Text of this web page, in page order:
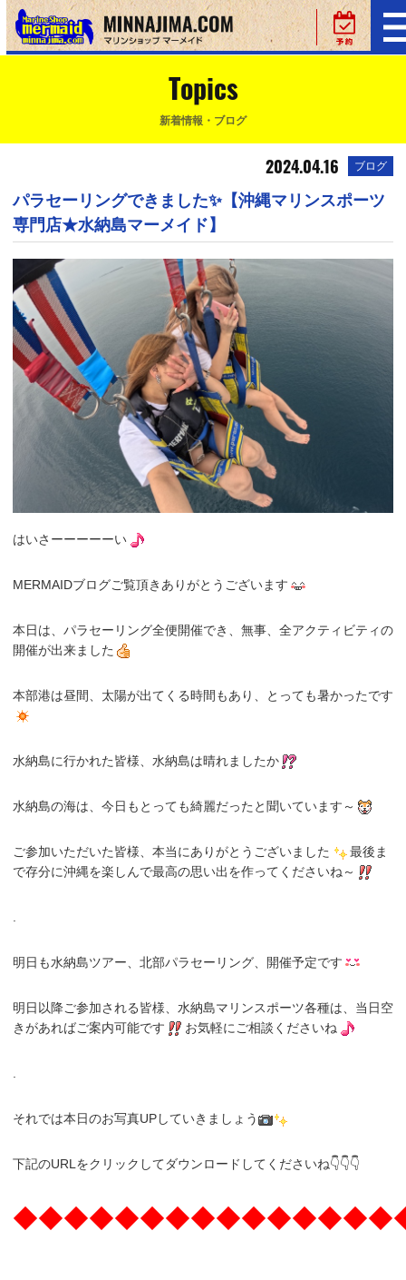
Topics
新着情報・ブログ
2024.04.16 ブログ
パラセーリングできました✨【沖縄マリンスポーツ
専門店★水納島マーメイド】
はいさーーーーーい
MERMAIDブログご覧頂きありがとうございます
本日は、パラセーリング全便開催でき、無事、全アクティビティの
開催が出来ました
本部港は昼間、太陽が出てくる時間もあり、とっても暑かったです
水納島に行かれた皆様、水納島は晴れましたか
水納島の海は、今日もとっても綺麗だったと聞いています～
ご参加いただいた皆様、本当にありがとうございました
最後ま
で存分に沖縄を楽しんで最高の思い出を作ってくださいね～
明日も水納島ツアー、北部パラセーリング、開催予定です
明日以降ご参加される皆様、水納島マリンスポーツ各種は、当日空
きがあればご案内可能です
お気軽にご相談くださいね
それでは本日のお写真UPしていきましょう
下記のURLをクリックしてダウンロードしてくださいね👇👇👇